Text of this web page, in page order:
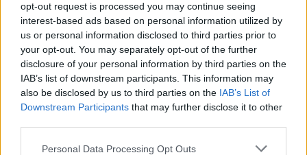
opt-out request is processed you may continue seeing
interest-based ads based on personal information utilized by
us or personal information disclosed to third parties prior to
your opt-out. You may separately opt-out of the further
disclosure of your personal information by third parties on the
IAB’s list of downstream participants. This information may
also be disclosed by us to third parties on the IAB’s List of
Downstream Participants that may further disclose it to other
Personal Data Processing Opt Outs
Žmonės Veidai ir vardai
Milijardieriaus žmona M.
Vžesniauskaitė leidosi į neeilinę
kelionę: šalia – retai matomas
ypatingas vyras(1)
2026 m. rugpjūčio 9 d. 06:26